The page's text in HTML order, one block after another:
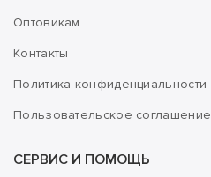
Оптовикам
Контакты
Политика конфиденциальности
Пользовательское соглашение
СЕРВИС И ПОМОЩЬ